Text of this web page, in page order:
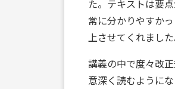
た。テキストは要
常に分かりやすか
上させてくれました
講義の中で度々改
意深く読むように